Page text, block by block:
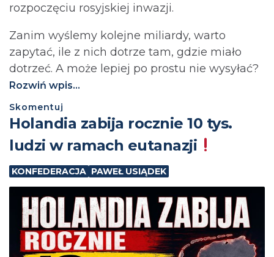
rozpoczęciu rosyjskiej inwazji.
Zanim wyślemy kolejne miliardy, warto
zapytać, ile z nich dotrze tam, gdzie miało
dotrzeć. A może lepiej po prostu nie wysyłać?⁩
Rozwiń wpis...
Skomentuj
Holandia zabija rocznie 10 tys.
ludzi w ramach eutanazji
KONFEDERACJA PAWEŁ USIĄDEK